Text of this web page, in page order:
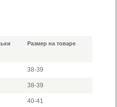
Размер на товаре
38-39
38-39
40-41